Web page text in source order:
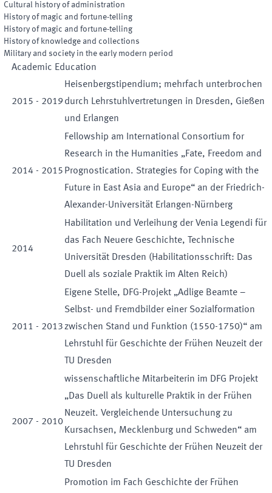
Cultural history of administration
History of magic and fortune-telling
History of magic and fortune-telling
History of knowledge and collections
Military and society in the early modern period
Academic Education
2015 - 2019
Heisenbergstipendium; mehrfach unterbrochen
durch Lehrstuhlvertretungen in Dresden, Gießen
und Erlangen
2014 - 2015
Fellowship am International Consortium for
Research in the Humanities „Fate, Freedom and
Prognostication. Strategies for Coping with the
Future in East Asia and Europe“ an der Friedrich-
Alexander-Universität Erlangen-Nürnberg
2014
Habilitation und Verleihung der Venia Legendi für
das Fach Neuere Geschichte, Technische
Universität Dresden (Habilitationsschrift: Das
Duell als soziale Praktik im Alten Reich)
2011 - 2013
Eigene Stelle, DFG-Projekt „Adlige Beamte –
Selbst- und Fremdbilder einer Sozialformation
zwischen Stand und Funktion (1550-1750)“ am
Lehrstuhl für Geschichte der Frühen Neuzeit der
TU Dresden
2007 - 2010
wissenschaftliche Mitarbeiterin im DFG Projekt
„Das Duell als kulturelle Praktik in der Frühen
Neuzeit. Vergleichende Untersuchung zu
Kursachsen, Mecklenburg und Schweden“ am
Lehrstuhl für Geschichte der Frühen Neuzeit der
TU Dresden
Promotion im Fach Geschichte der Frühen